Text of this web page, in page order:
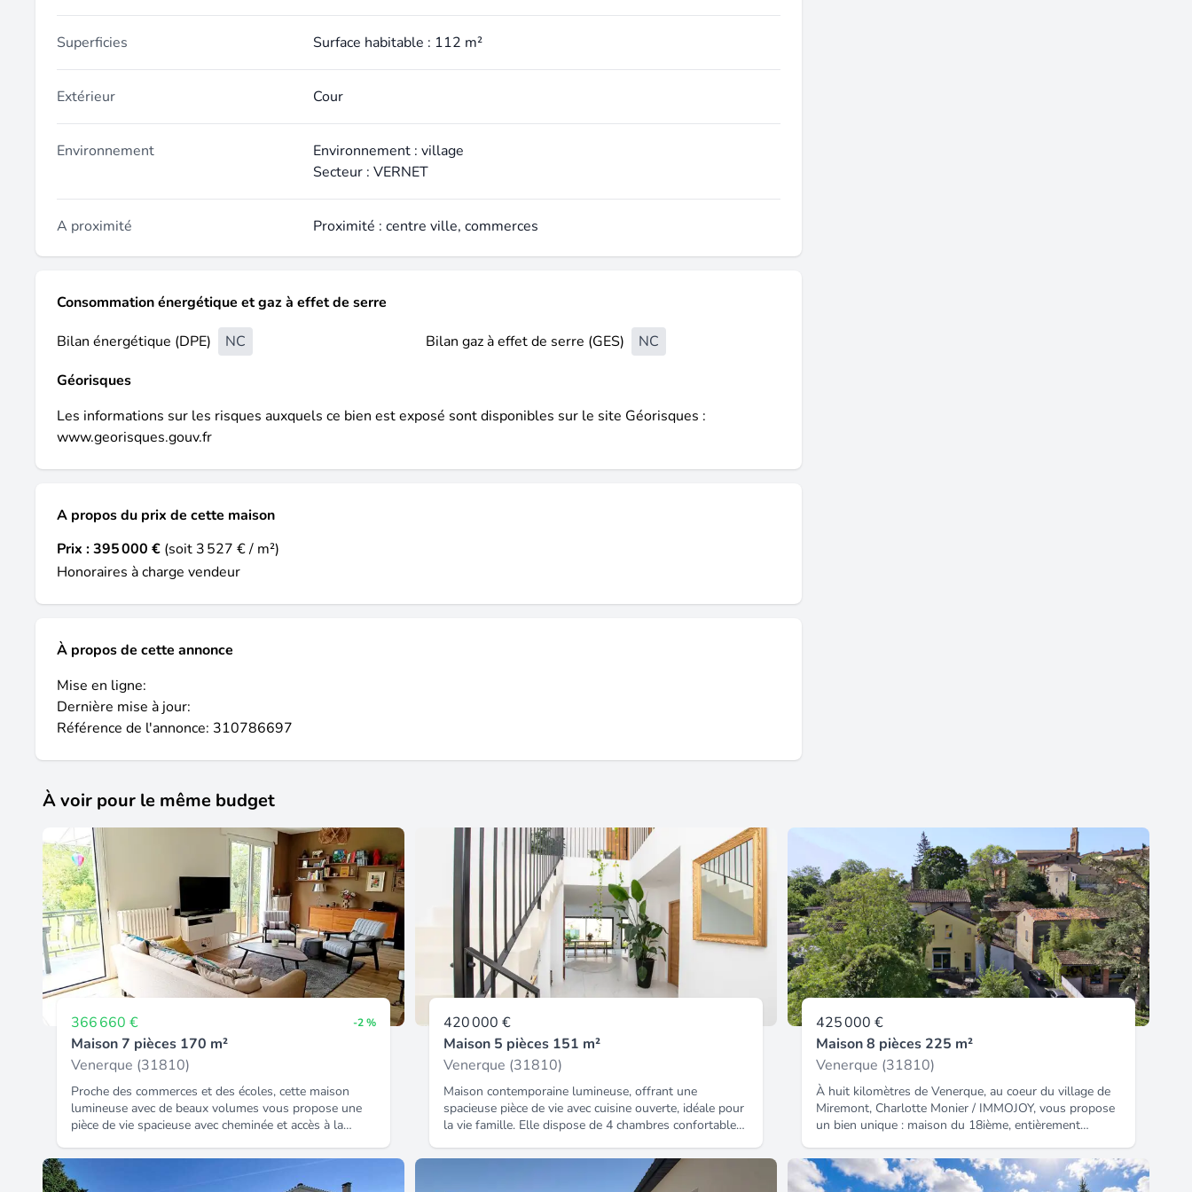
Superficies Surface habitable : 112 m²
Extérieur Cour
Environnement
Environnement : village
Secteur : VERNET
A proximité Proximité : centre ville, commerces
Consommation énergétique et gaz à effet de serre
Bilan énergétique (DPE)
NC Bilan gaz à effet de serre (GES)
NC
Géorisques
Les informations sur les risques auxquels ce bien est exposé sont disponibles sur le site Géorisques :
www.georisques.gouv.fr
A propos du prix de cette maison
Prix :395 000 € (soit 3 527 € / m²)
Honoraires à charge vendeur
À propos de cette annonce
Mise en ligne:
Dernière mise à jour:
Référence de l'annonce: 310786697
À voir pour le même budget
366 660 € -2 %
Maison 7 pièces 170 m²
Venerque (31810)
Proche des commerces et des écoles, cette maison
lumineuse avec de beaux volumes vous propose une
pièce de vie spacieuse avec cheminée et accès à la
jardin et la piscine. Idéale pour une vie de famille avec
ses 6 chambres. Possibilité de créer un espace avec
420 000 €
Maison 5 pièces 151 m²
Venerque (31810)
Maison contemporaine lumineuse, offrant une
spacieuse pièce de vie avec cuisine ouverte, idéale pour
la vie famille. Elle dispose de 4 chambres confortables
vivre, elle bénéficie d'un emplacement privilégié à deux
pas des commerces, écoles et commodités accesible à
425 000 €
Maison 8 pièces 225 m²
Venerque (31810)
À huit kilomètres de Venerque, au coeur du village de
Miremont, Charlotte Monier / IMMOJOY, vous propose
un bien unique : maison du 18ième, entièrement
garage et dépendance. L'ensemble est
insoupçonnable. L'âme de cette maison se découvre